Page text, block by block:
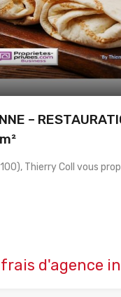
–
Thierry Coll vous
d'agence